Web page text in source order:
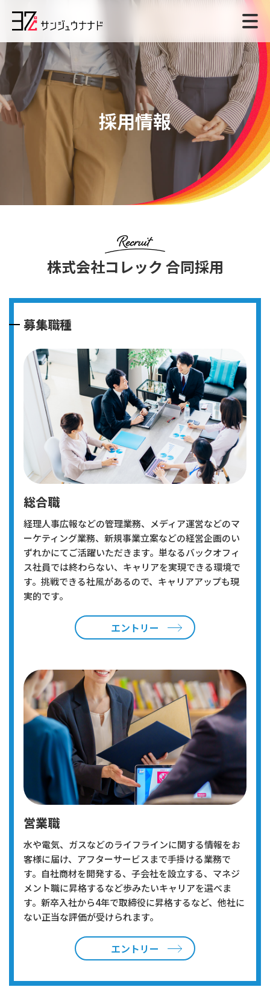
採用情報
株式会社コレック 合同採用
募集職種
総合職
経理人事広報などの管理業務、メディア運営などのマ
ーケティング業務、新規事業立案などの経営企画のい
ずれかにてご活躍いただきます。単なるバックオフィ
ス社員では終わらない、キャリアを実現できる環境で
す。挑戦できる社風があるので、キャリアアップも現
実的です。
エントリー
営業職
水や電気、ガスなどのライフラインに関する情報をお
客様に届け、アフターサービスまで手掛ける業務で
す。自社商材を開発する、子会社を設立する、マネジ
メント職に昇格するなど歩みたいキャリアを選べま
す。新卒入社から4年で取締役に昇格するなど、他社に
ない正当な評価が受けられます。
エントリー